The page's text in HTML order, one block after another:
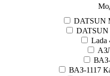
DATSUN
DATSUN
Lada
ВАЗ-1117